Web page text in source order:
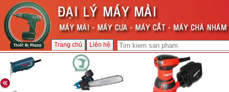
Trang chủ Liên hệ